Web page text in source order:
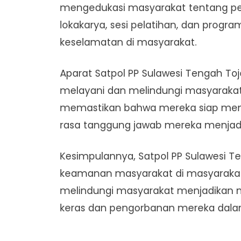
mengedukasi masyarakat tentang
lokakarya, sesi pelatihan, dan
keselamatan di masyarakat.
Aparat Satpol PP Sulawesi Tengah
melayani dan melindungi
memastikan bahwa mereka siap
rasa tanggung jawab mereka
Kesimpulannya, Satpol PP Sulawesi
keamanan masyarakat di
melindungi masyarakat menjadikan
keras dan pengorbanan mereka